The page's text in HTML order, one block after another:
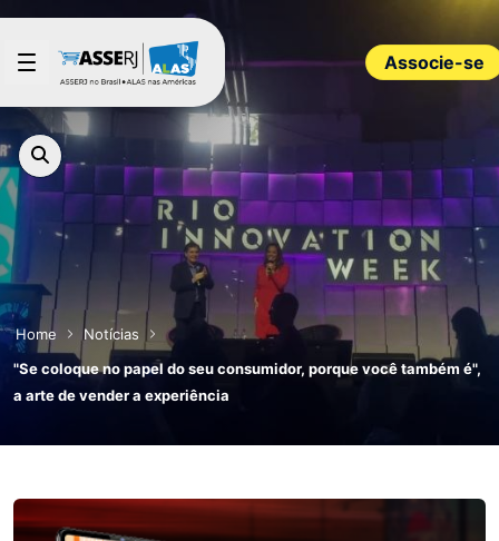
Pular para o Conteúdo principal
Associe-se
Home
Notícias
"Se coloque no papel do seu consumidor, porque você também é",
a arte de vender a experiência